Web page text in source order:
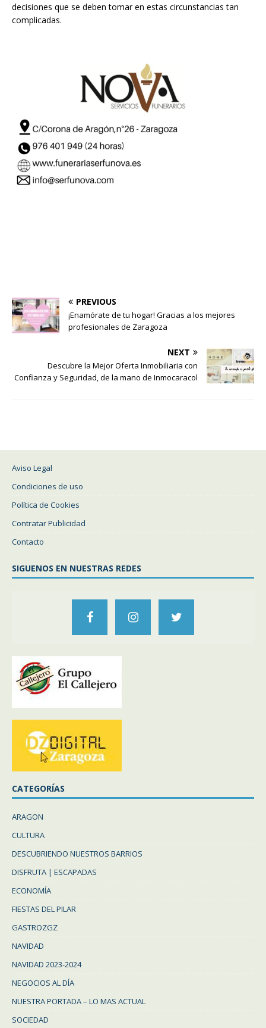
decisiones que se deben tomar en estas circunstancias tan
complicadas.
PREVIOUS
¡Enamórate de tu hogar! Gracias a los mejores
profesionales de Zaragoza
NEXT
Descubre la Mejor Oferta Inmobiliaria con
Confianza y Seguridad, de la mano de Inmocaracol
Aviso Legal
Condiciones de uso
Política de Cookies
Contratar Publicidad
Contacto
SIGUENOS EN NUESTRAS REDES
CATEGORÍAS
ARAGON
CULTURA
DESCUBRIENDO NUESTROS BARRIOS
DISFRUTA | ESCAPADAS
ECONOMÍA
FIESTAS DEL PILAR
GASTROZGZ
NAVIDAD
NAVIDAD 2023-2024
NEGOCIOS AL DÍA
NUESTRA PORTADA – LO MAS ACTUAL
SOCIEDAD